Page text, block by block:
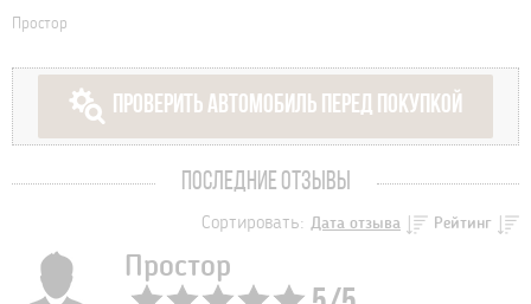
Простор
ПРОВЕРИТЬ АВТОМОБИЛЬ ПЕРЕД ПОКУПКОЙ
ПОСЛЕДНИЕ ОТЗЫВЫ
Сортировать: Дата отзыва Рейтинг
Простор